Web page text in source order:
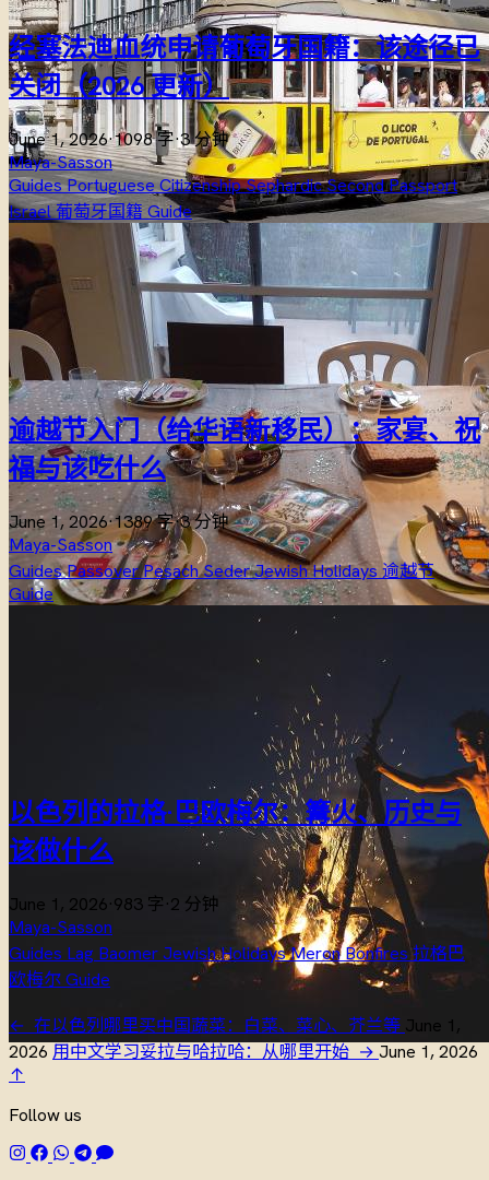
经塞法迪血统申请葡萄牙国籍：该途径已
关闭（2026 更新）
June 1, 2026·1098 字·3 分钟
Maya-Sasson
GuidesPortuguese CitizenshipSephardicSecond Passport
Israel葡萄牙国籍Guide
逾越节入门（给华语新移民）：家宴、祝
福与该吃什么
June 1, 2026·1389 字·3 分钟
Maya-Sasson
GuidesPassoverPesachSederJewish Holidays 逾越节
Guide
以色列的拉格·巴欧梅尔：篝火、历史与
该做什么
June 1, 2026·983 字·2 分钟
Maya-Sasson
Guides Lag BaomerJewish HolidaysMeronBonfires拉格巴
欧梅尔Guide
← 在以色列哪里买中国蔬菜：白菜、菜心、芥兰等 June 1,
2026 用中文学习妥拉与哈拉哈：从哪里开始 → June 1, 2026
↑
Follow us